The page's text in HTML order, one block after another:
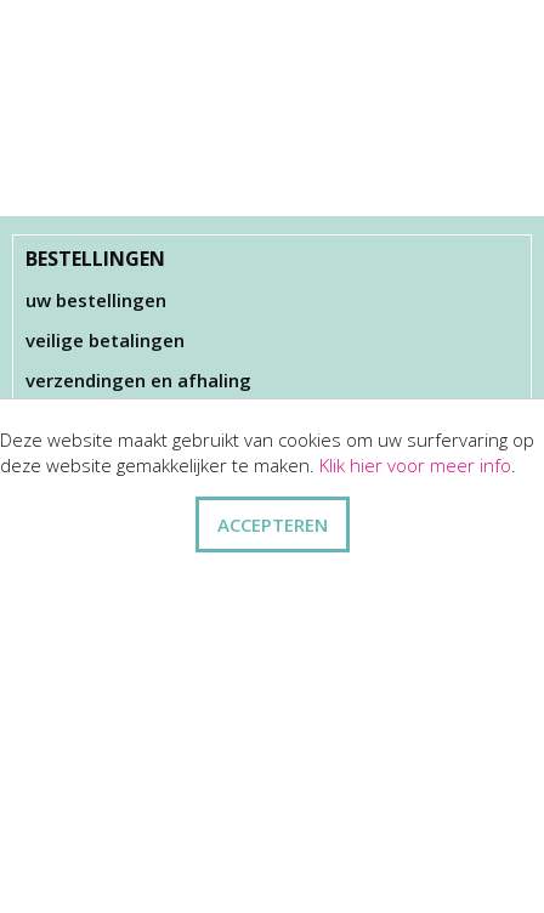
BESTELLINGEN
uw bestellingen
veilige betalingen
verzendingen en afhaling
KLANTENSERVICES
Deze website maakt gebruikt van cookies om uw surfervaring op
deze website gemakkelijker te maken. Klik hier voor meer info.
ACCEPTEREN